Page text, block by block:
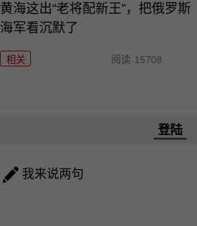
黄海这出“老将配新王”，把俄罗斯
海军看沉默了
相关 阅读 15708
登陆
我来说两句